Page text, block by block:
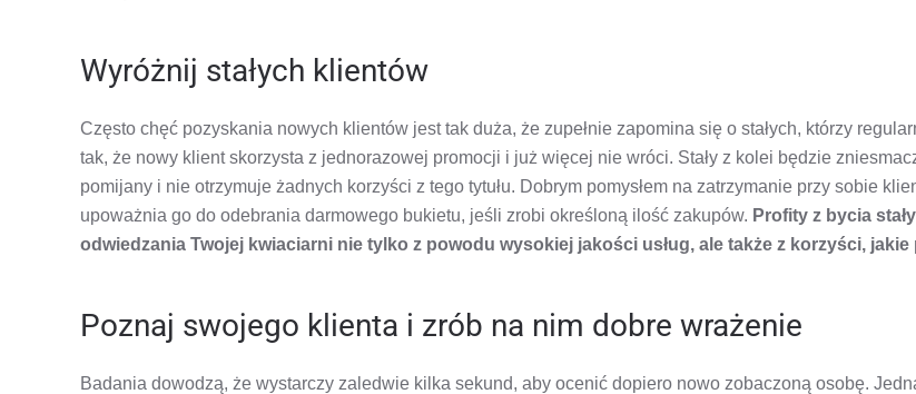
Wyróżnij stałych klientów
Często chęć pozyskania nowych klientów jest tak duża, że zupełnie zapomina się o stałych, którzy
tak, że nowy klient skorzysta z jednorazowej promocji i już więcej nie wróci. Stały z kolei będzie
pomijany i nie otrzymuje żadnych korzyści z tego tytułu. Dobrym pomysłem na zatrzymanie przy sobie
upoważnia go do odebrania darmowego bukietu, jeśli zrobi określoną ilość zakupów. Profity z bycia
odwiedzania Twojej kwiaciarni nie tylko z powodu wysokiej jakości usług, ale także z korzyści,
Poznaj swojego klienta i zrób na nim dobre wrażenie
Badania dowodzą, że wystarczy zaledwie kilka sekund, aby ocenić dopiero nowo zobaczoną osobę.